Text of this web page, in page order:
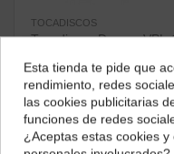
TOCADISCOS
Tocadiscos Denver
76,62 €¿Dónde
Selecciona tu
impuestos
Esta tienda te pide que
rendimiento, redes
las cookies publicitarias
funciones de redes
¿Aceptas estas cookies